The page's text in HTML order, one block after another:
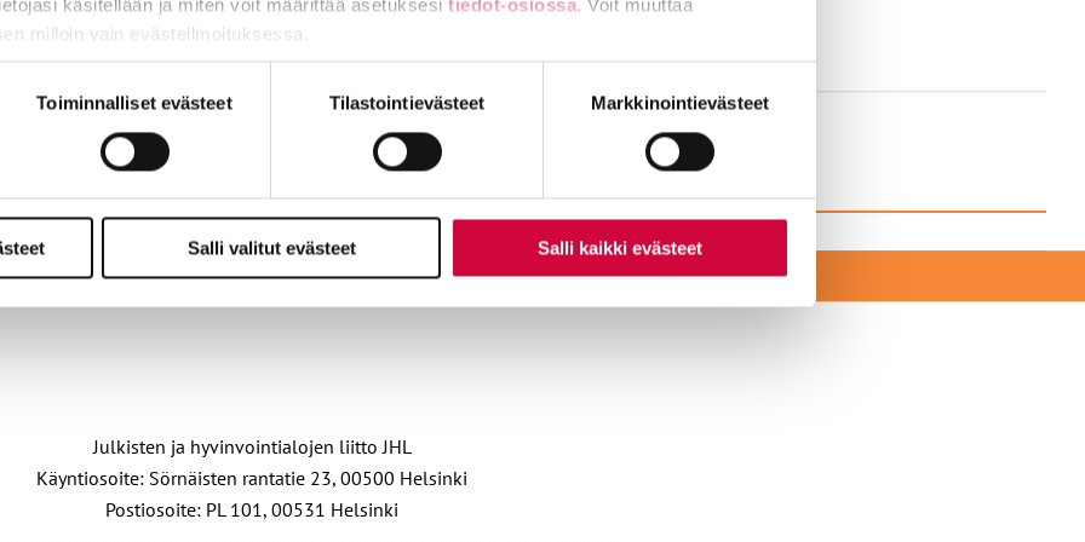
käsitellään ja miten voit määrittää asetuksesi tiedot-osiossa. Voit muuttaa
milloin vain evästeilmoituksessa.
osa sivuston toimintaa parantavia, ja osaa käytetään tilastointi- tai
Toiminnalliset evästeet Tilastointievästeet Markkinointievästeet
Salli valitut evästeet Salli kaikki evästeet
laittomasti, saa korvausta yli 12 000 euroa
rikkominen
VAHVAAN JOUKKOONLIITY JÄSENEKSI
Julkisten ja hyvinvointialojen liitto JHL
Käyntiosoite: Sörnäisten rantatie 23, 00500 Helsinki
Postiosoite: PL 101, 00531 Helsinki